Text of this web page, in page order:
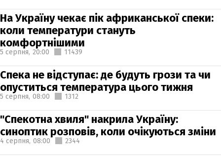
На Україну чекає пік африканської спеки:
коли температури стануть
комфортнішими
5 серпня, 20:00 11439
Спека не відступає: де будуть грози та чи
опуститься температура цього тижня
5 серпня, 08:00 1312
"Спекотна хвиля" накрила Україну:
синоптик розповів, коли очікуються зміни
4 серпня, 08:00 2344